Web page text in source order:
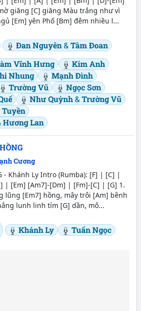
giăng [C] giăng Màu trắng như vì
[Em] yên Phố [Bm] đêm nhiều l...
Đan Nguyên&Tâm Đoan
Vĩnh Hưng
Kim Anh
Nhung
Mạnh Đình
Trường Vũ
Ngọc Sơn
Như Quỳnh&Trường Vũ
Tuyền
Hương Lan
Cương
- Khánh Ly Intro (Rumba): [F] | [C] |
| [Em] [Am7]-[Dm] | [Fm]-[C] | [G] 1.
lũng [Em7] hồng, mây trôi [Am] bềnh
lunh linh tím [G] dần, mô...
Khánh Ly Tuấn Ngọc